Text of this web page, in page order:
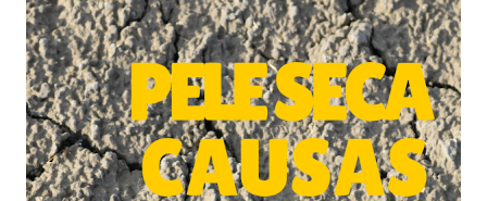
dieta pobre ácidos gordos, vitaminas e minerais A pele seca
pode gerar uma descamação acentuada da pele levando ao
surgimento de fissuras e feridas. Como é um problema que
dá algum desconforto, deve ser tratado. Sigas as seguintes
indicações: Como tratar a pele seca Para tratar sua pele e
aumentar sua lubrificação natural deve lavar a pele até 2
vezes por dia, beber muitos líquidos (1,5 a 2 l por dia), usar